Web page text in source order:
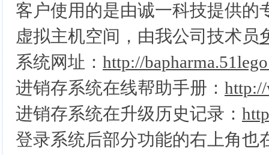
客户使用的是由诚一科技提供
虚拟主机空间，由我公司技术员
系统网址： http://
进销存系统在线帮助手册：
进销存系统在升级历史记录：
登录系统后部分功能的右上角也